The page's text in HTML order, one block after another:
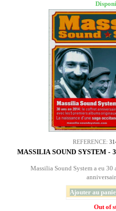
REFERENCE:
MASSILIA SOUND SYSTEM -
Massilia Sound System a eu
Ajouter au
Out of